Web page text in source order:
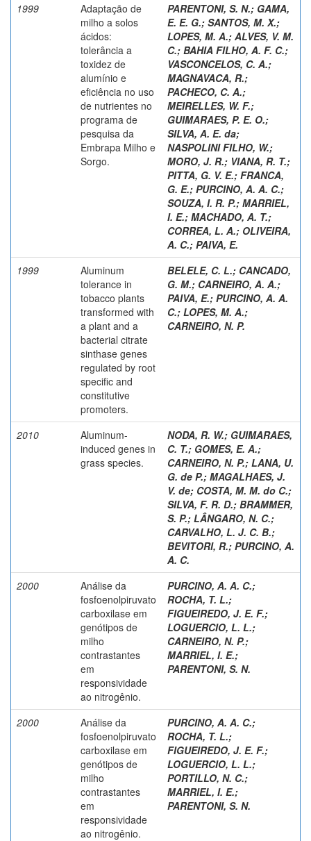
1999
Adaptação de
milho a solos
ácidos:
tolerância a
toxidez de
alumínio e
eficiência no uso
de nutrientes no
programa de
pesquisa da
Embrapa Milho e
Sorgo.
PARENTONI, S. N.; GAMA,
E. E. G.; SANTOS, M. X.;
LOPES, M. A.; ALVES, V. M.
C.; BAHIA FILHO, A. F. C.;
VASCONCELOS, C. A.;
MAGNAVACA, R.;
PACHECO, C. A.;
MEIRELLES, W. F.;
GUIMARAES, P. E. O.;
SILVA, A. E. da;
NASPOLINI FILHO, W.;
MORO, J. R.; VIANA, R. T.;
PITTA, G. V. E.; FRANCA,
G. E.; PURCINO, A. A. C.;
SOUZA, I. R. P.; MARRIEL,
I. E.; MACHADO, A. T.;
CORREA, L. A.; OLIVEIRA,
A. C.; PAIVA, E.
1999
Aluminum
tolerance in
tobacco plants
transformed with
a plant and a
bacterial citrate
sinthase genes
regulated by root
specific and
constitutive
promoters.
BELELE, C. L.; CANCADO,
G. M.; CARNEIRO, A. A.;
PAIVA, E.; PURCINO, A. A.
C.; LOPES, M. A.;
CARNEIRO, N. P.
2010
Aluminum-
induced genes in
grass species.
NODA, R. W.; GUIMARAES,
C. T.; GOMES, E. A.;
CARNEIRO, N. P.; LANA, U.
G. de P.; MAGALHAES, J.
V. de; COSTA, M. M. do C.;
SILVA, F. R. D.; BRAMMER,
S. P.; LÂNGARO, N. C.;
CARVALHO, L. J. C. B.;
BEVITORI, R.; PURCINO, A.
A. C.
2000
Análise da
fosfoenolpiruvato
carboxilase em
genótipos de
milho
contrastantes
em
responsividade
ao nitrogênio.
PURCINO, A. A. C.;
ROCHA, T. L.;
FIGUEIREDO, J. E. F.;
LOGUERCIO, L. L.;
CARNEIRO, N. P.;
MARRIEL, I. E.;
PARENTONI, S. N.
2000
Análise da
fosfoenolpiruvato
carboxilase em
genótipos de
milho
contrastantes
em
responsividade
ao nitrogênio.
PURCINO, A. A. C.;
ROCHA, T. L.;
FIGUEIREDO, J. E. F.;
LOGUERCIO, L. L.;
PORTILLO, N. C.;
MARRIEL, I. E.;
PARENTONI, S. N.